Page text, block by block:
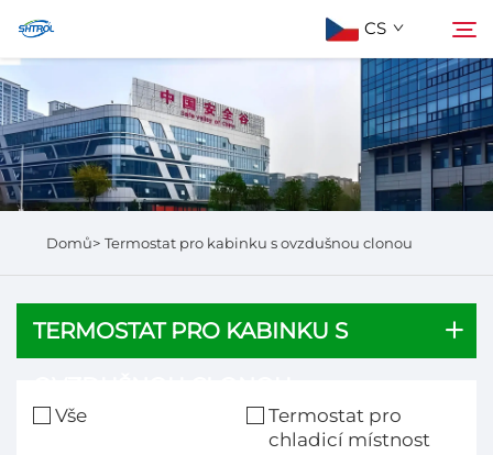
CS
Informace o nás
Produkty
Hledat
Domů> Termostat pro kabinku s ovzdušnou clonou
TERMOSTAT PRO KABINKU S
Vše
Termostat pro
chladicí místnost